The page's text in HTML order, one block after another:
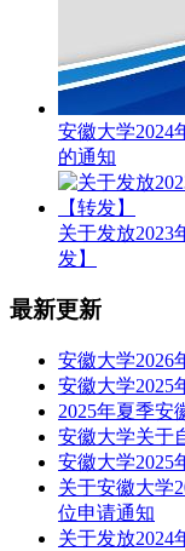
安徽大学2024
的通知
关于发放2023
发】
最新更新
安徽大学2026
安徽大学2025
2025年夏季安
安徽大学关于
安徽大学2025
关于安徽大学
位申请通知
关于发放2024